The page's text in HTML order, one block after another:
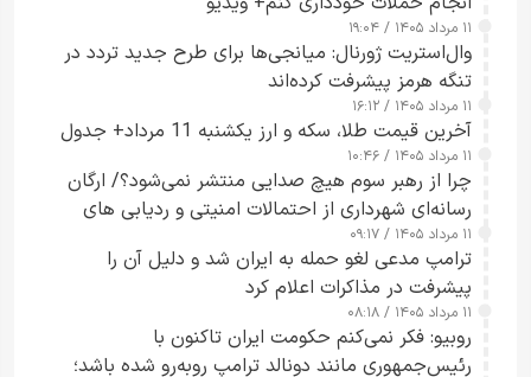
۱۱ مرداد ۱۴۰۵ / ۱۹:۰۴
وال‌استریت ژورنال: میانجی‌ها برای طرح جدید تردد در
تنگه هرمز پیشرفت کرده‌اند
۱۱ مرداد ۱۴۰۵ / ۱۶:۱۲
آخرین قیمت طلا، سکه و ارز یکشنبه 11 مرداد+ جدول
۱۱ مرداد ۱۴۰۵ / ۱۰:۴۶
چرا از رهبر سوم هیچ صدایی منتشر نمی‌شود؟/ ارگان
رسانه‌ای شهرداری از احتمالات امنیتی و ردیابی های
جاسوسی گفت
۱۱ مرداد ۱۴۰۵ / ۰۹:۱۷
ترامپ مدعی لغو حمله به ایران شد و دلیل آن را
پیشرفت در مذاکرات اعلام کرد
۱۱ مرداد ۱۴۰۵ / ۰۸:۱۸
روبیو: فکر نمی‌کنم حکومت ایران تاکنون با
رئیس‌جمهوری مانند دونالد ترامپ روبه‌رو شده باشد؛